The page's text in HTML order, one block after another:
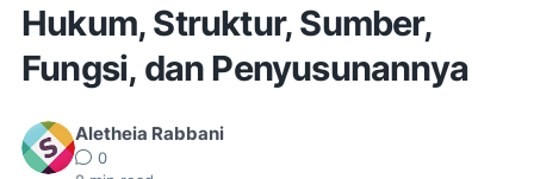
Hukum, Struktur, Sumber,
Fungsi, dan Penyusunannya
Aletheia Rabbani
0